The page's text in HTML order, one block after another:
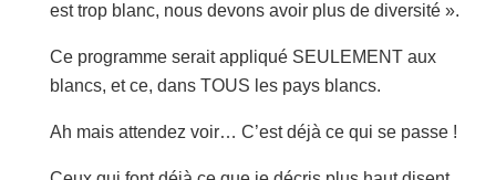
est trop blanc, nous devons avoir plus de diversité ».
Ce programme serait appliqué SEULEMENT aux
blancs, et ce, dans TOUS les pays blancs.
Ah mais attendez voir… C’est déjà ce qui se passe !